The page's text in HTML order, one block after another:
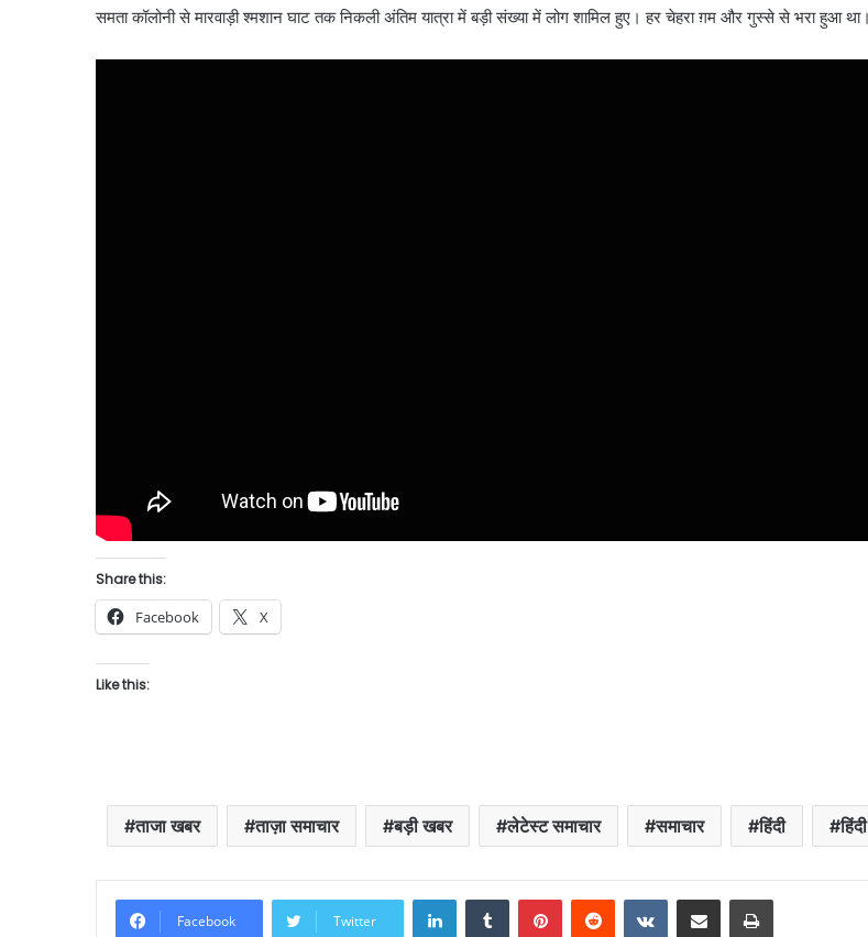
समता कॉलोनी से मारवाड़ी श्मशान घाट तक निकली अंतिम यात्रा में बड़ी संख्या में लोग शामिल हुए। हर चेहरा ग़म और गुस्से से भरा हुआ था।
Share this:
Facebook X
Like this:
ताजा खबर ताज़ा समाचार बड़ी खबर लेटेस्ट समाचार समाचार हिंदी
Facebook Twitter
LinkedInTumblr PinterestReddit VKontakteShare via Email Print